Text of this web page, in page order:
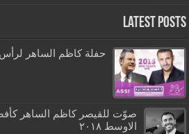
Latest Posts
حفلة كاظم الساهر لرأس
صوّت للقيصر كاظم الساهر
الاوسط ٢٠١٨